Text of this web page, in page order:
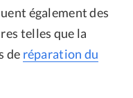
également des
telles que la
de réparation du